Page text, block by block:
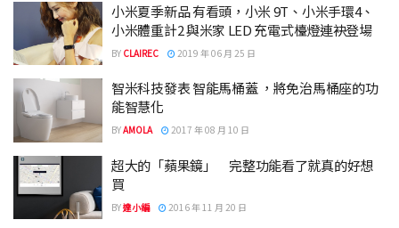
小米夏季新品 有看頭，小米 9T、小米手環4、
小米體重計2 與米家 LED 充電式檯燈連袂登場
BY CLAIREC 2019 年 06 月 25 日
智米科技發表 智能馬桶蓋 ，將免治馬桶座的功
能智慧化
BYAMOLA 2017 年 08 月 10 日
超大的「蘋果鏡」 完整功能看了就真的好想
買
BY達小編 2016 年 11 月 20 日